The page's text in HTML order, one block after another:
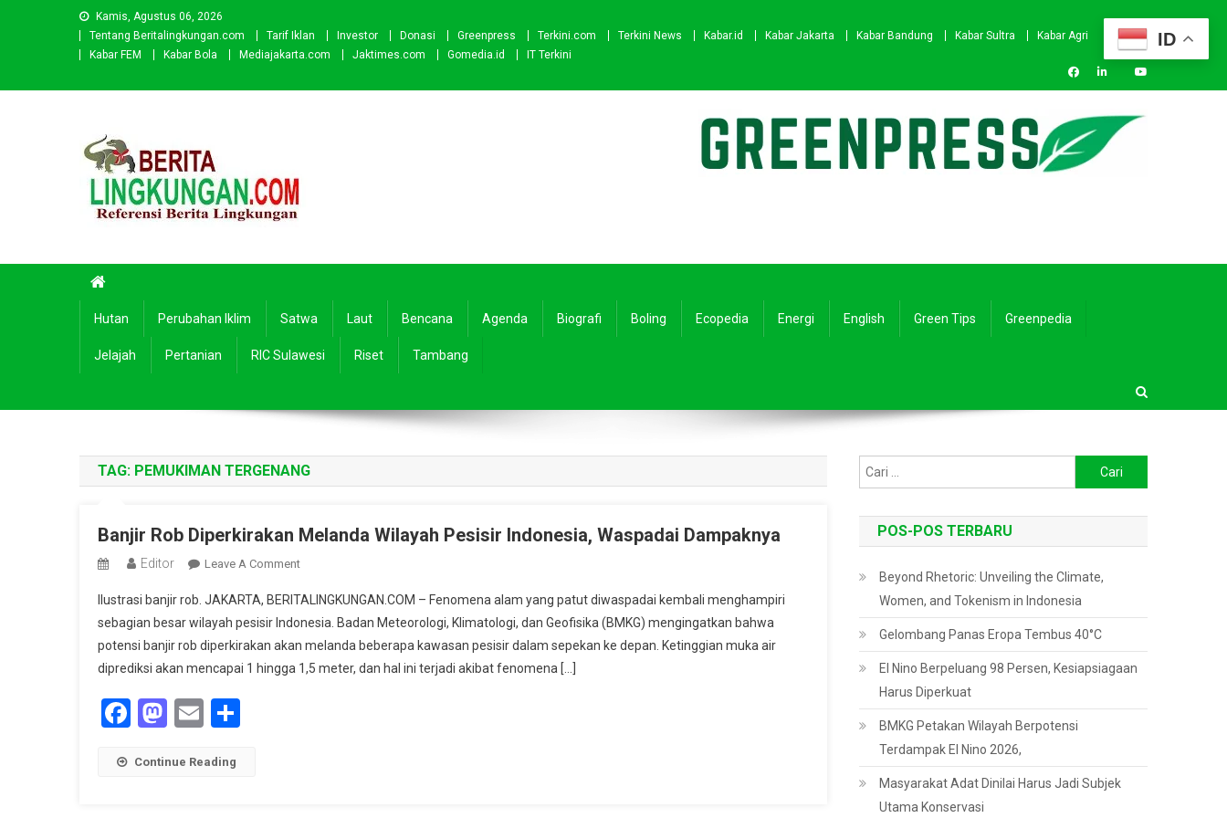
Kamis, Agustus 06, 2026
Tentang Beritalingkungan.com
Tarif Iklan Investor Donasi Greenpress Terkini.com Terkini News Kabar.id Kabar Jakarta Kabar Bandung Kabar Sultra
Kabar Agri
Kabar FEM
Kabar Bola Mediajakarta.com Jaktimes.com Gomedia.id IT Terkini
Hutan Perubahan Iklim Satwa Laut Bencana Agenda Biografi Boling Ecopedia Energi English Green Tips Greenpedia
Jelajah Pertanian RIC Sulawesi Riset Tambang
TAG: PEMUKIMAN TERGENANG
Banjir Rob Diperkirakan Melanda Wilayah Pesisir Indonesia, Waspadai Dampaknya
Editor Leave A CommentOn
Rob
Diperkirakan
Melanda
Wilayah
Ilustrasi banjir rob. JAKARTA, BERITALINGKUNGAN.COM – Fenomena alam yang patut diwaspadai kembali menghampiri
sebagian besar wilayah pesisir Indonesia. Badan Meteorologi, Klimatologi, dan Geofisika (BMKG) mengingatkan bahwa
potensi banjir rob diperkirakan akan melanda beberapa kawasan pesisir dalam sepekan ke depan. Ketinggian muka air
diprediksi akan mencapai 1 hingga 1,5 meter, dan hal ini terjadi akibat fenomena […]
Facebook
Mastodon
Email
Continue Reading
untuk:
POS-POS TERBARU
Beyond Rhetoric: Unveiling the Climate,
Women, and Tokenism in Indonesia
Gelombang Panas Eropa Tembus 40°C
El Nino Berpeluang 98 Persen, Kesiapsiagaan
Harus Diperkuat
BMKG Petakan Wilayah Berpotensi
Terdampak El Nino 2026,
Masyarakat Adat Dinilai Harus Jadi Subjek
Utama Konservasi
ID